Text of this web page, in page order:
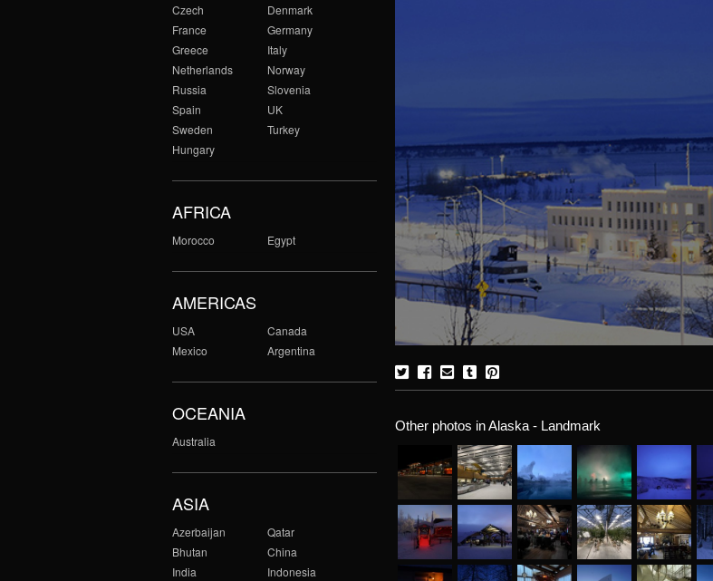
Czech
Denmark
France
Germany
Greece
Italy
Netherlands
Norway
Russia
Slovenia
Spain
UK
Sweden
Turkey
Hungary
AFRICA
Morocco Egypt
AMERICAS
USA
Canada
Mexico
Argentina
OCEANIA
Australia
ASIA
Azerbaijan
Qatar
Bhutan
China
India
Indonesia
Other photos in Alaska - Landmark